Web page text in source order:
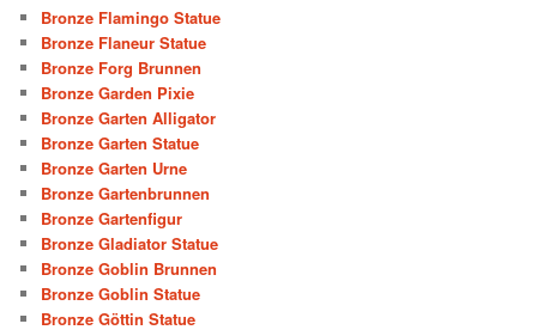
Bronze Flamingo Statue
Bronze Flaneur Statue
Bronze Forg Brunnen
Bronze Garden Pixie
Bronze Garten Alligator
Bronze Garten Statue
Bronze Garten Urne
Bronze Gartenbrunnen
Bronze Gartenfigur
Bronze Gladiator Statue
Bronze Goblin Brunnen
Bronze Goblin Statue
Bronze Göttin Statue